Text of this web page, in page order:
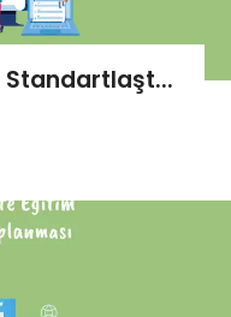
Standartlaşt...